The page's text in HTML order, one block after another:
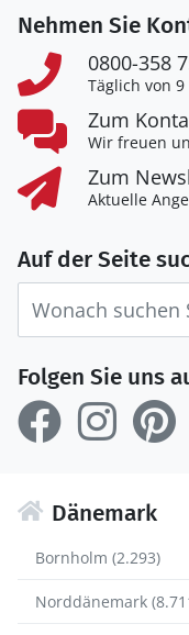
Nehmen Sie
0800-358
Täglich von
Zum
Wir freuen
Zum
Aktuelle
Auf der Seite
Folgen Sie uns
Dänemark
Bornholm (2.293)
Norddänemark